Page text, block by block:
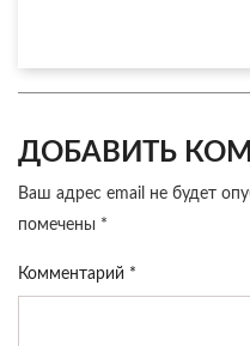
ДОБАВИТЬ
Ваш адрес email не будет
помечены *
Комментарий *